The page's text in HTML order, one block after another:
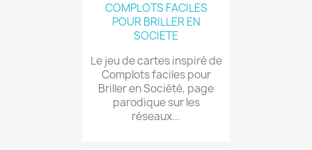
COMPLOTS FACILES
POUR BRILLER EN
SOCIETE
Le jeu de cartes inspiré de
Complots faciles pour
Briller en Société, page
parodique sur les
réseaux...